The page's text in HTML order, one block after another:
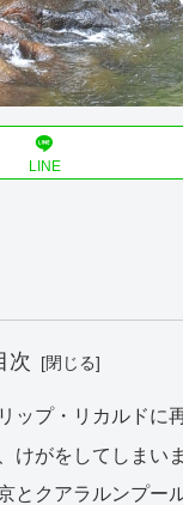
LINE
次
ップ・リカルドに
けがをしてしまい
とクアラルンプー